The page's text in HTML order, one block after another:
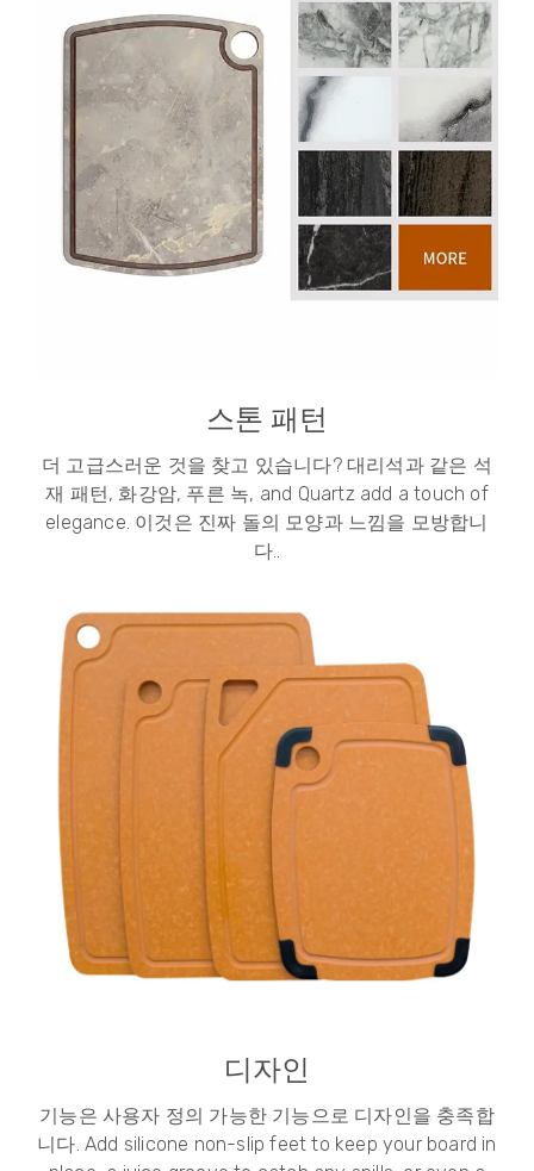
스톤 패턴
더 고급스러운 것을 찾고 있습니다? 대리석과 같은 석
재 패턴, 화강암, 푸른 녹, and Quartz add a touch of
elegance . 이것은 진짜 돌의 모양과 느낌을 모방합니
다..
디자인
기능은 사용자 정의 가능한 기능으로 디자인을 충족합
니다.Add silicone non-slip feet to keep your board in